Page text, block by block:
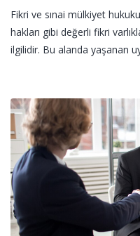
Fikri ve sınai mülkiyet
hakları gibi değerli fikri
ilgilidir. Bu alanda yaşanan
arabulucular kritik bir rol
açısından büyük avantajlar